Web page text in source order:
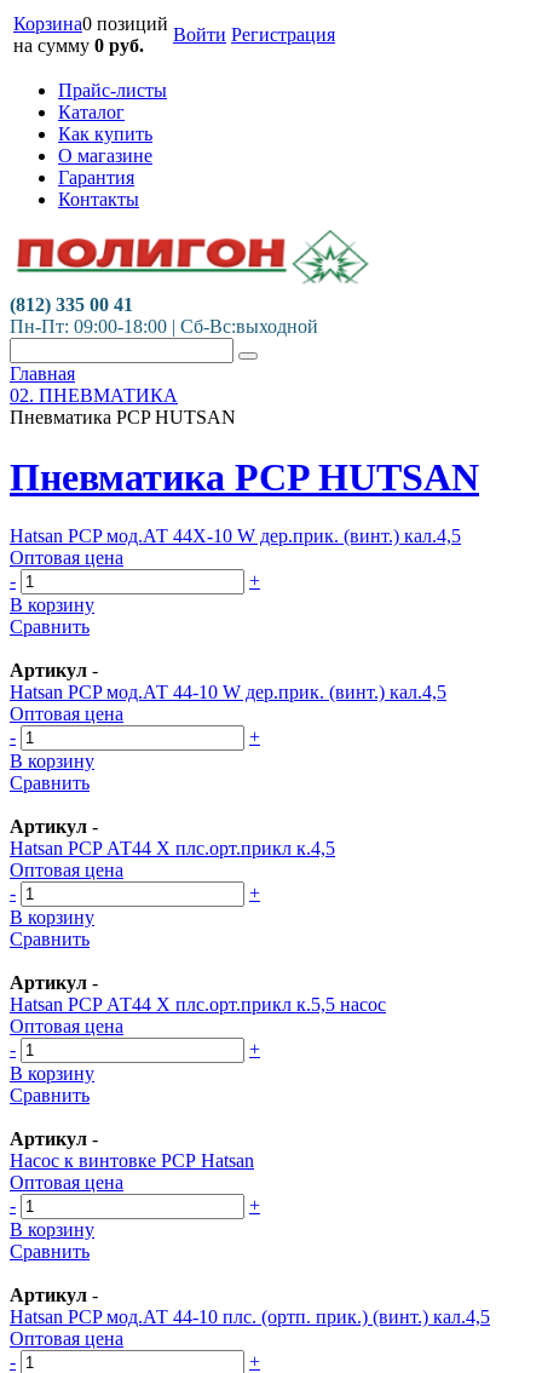
Корзина0 позиций
на сумму 0 руб.
Войти Регистрация
Прайс-листы
Каталог
Как купить
О магазине
Гарантия
Контакты
(812) 335 00 41
Пн-Пт: 09:00-18:00 | Сб-Вс:выходной
Главная
02. ПНЕВМАТИКА
Пневматика PCP HUTSAN
Пневматика PCP HUTSAN
Hatsan PСP мод.АТ 44X-10 W дер.прик. (винт.) кал.4,5
Оптовая цена
-
+
В корзину
Сравнить
Артикул -
Hatsan PСP мод.АТ 44-10 W дер.прик. (винт.) кал.4,5
Оптовая цена
-
+
В корзину
Сравнить
Артикул -
Hatsan PСP АТ44 Х плс.орт.прикл к.4,5
Оптовая цена
-
+
В корзину
Сравнить
Артикул -
Hatsan PСP АТ44 Х плс.орт.прикл к.5,5 насос
Оптовая цена
-
+
В корзину
Сравнить
Артикул -
Насос к винтовке РСР Hatsan
Оптовая цена
-
+
В корзину
Сравнить
Артикул -
Hatsan PСP мод.АТ 44-10 плс. (ортп. прик.) (винт.) кал.4,5
Оптовая цена
-
+